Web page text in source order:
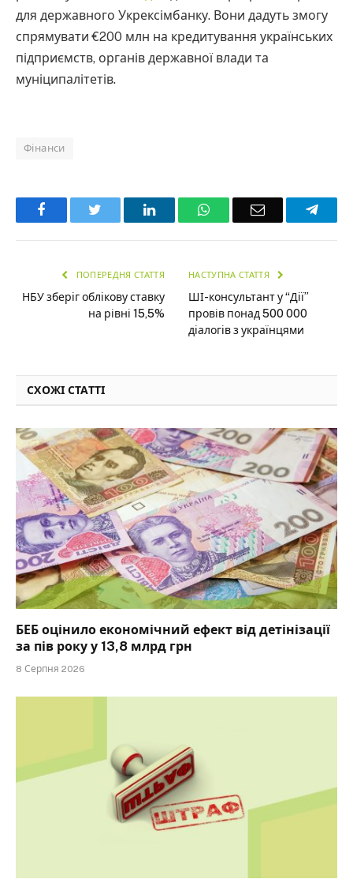
для державного Укрексімбанку. Вони дадуть змогу
спрямувати €200 млн на кредитування українських
підприємств, органів державної влади та
муніципалітетів.
Фінанси
Facebook LinkedInWhatsAppEmail
ПОПЕРЕДНЯ СТАТТЯ
НБУ зберіг облікову ставку
на рівні 15,5%
НАСТУПНА СТАТТЯ
ШІ-консультант у “Дії”
провів понад 500 000
діалогів з українцями
СХОЖІ СТАТТІ
БЕБ оцінило економічний ефект від детінізації
за пів року у 13,8 млрд грн
8 Серпня 2026